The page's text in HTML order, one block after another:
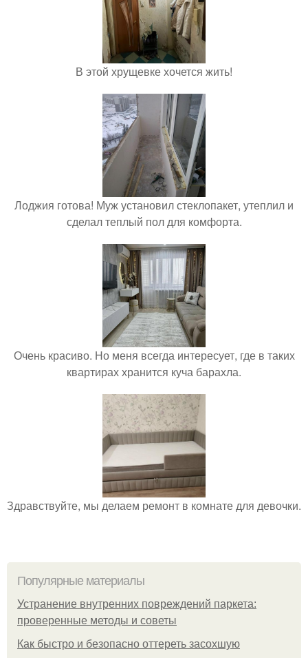
В этой хрущевке хочется жить!
Лоджия готова! Муж установил стеклопакет, утеплил и
сделал теплый пол для комфорта.
Очень красиво. Но меня всегда интересует, где в таких
квартирах хранится куча барахла.
Здравствуйте, мы делаем ремонт в комнате для девочки.
Популярные материалы
Устранение внутренних повреждений паркета:
проверенные методы и советы
Как быстро и безопасно оттереть засохшую